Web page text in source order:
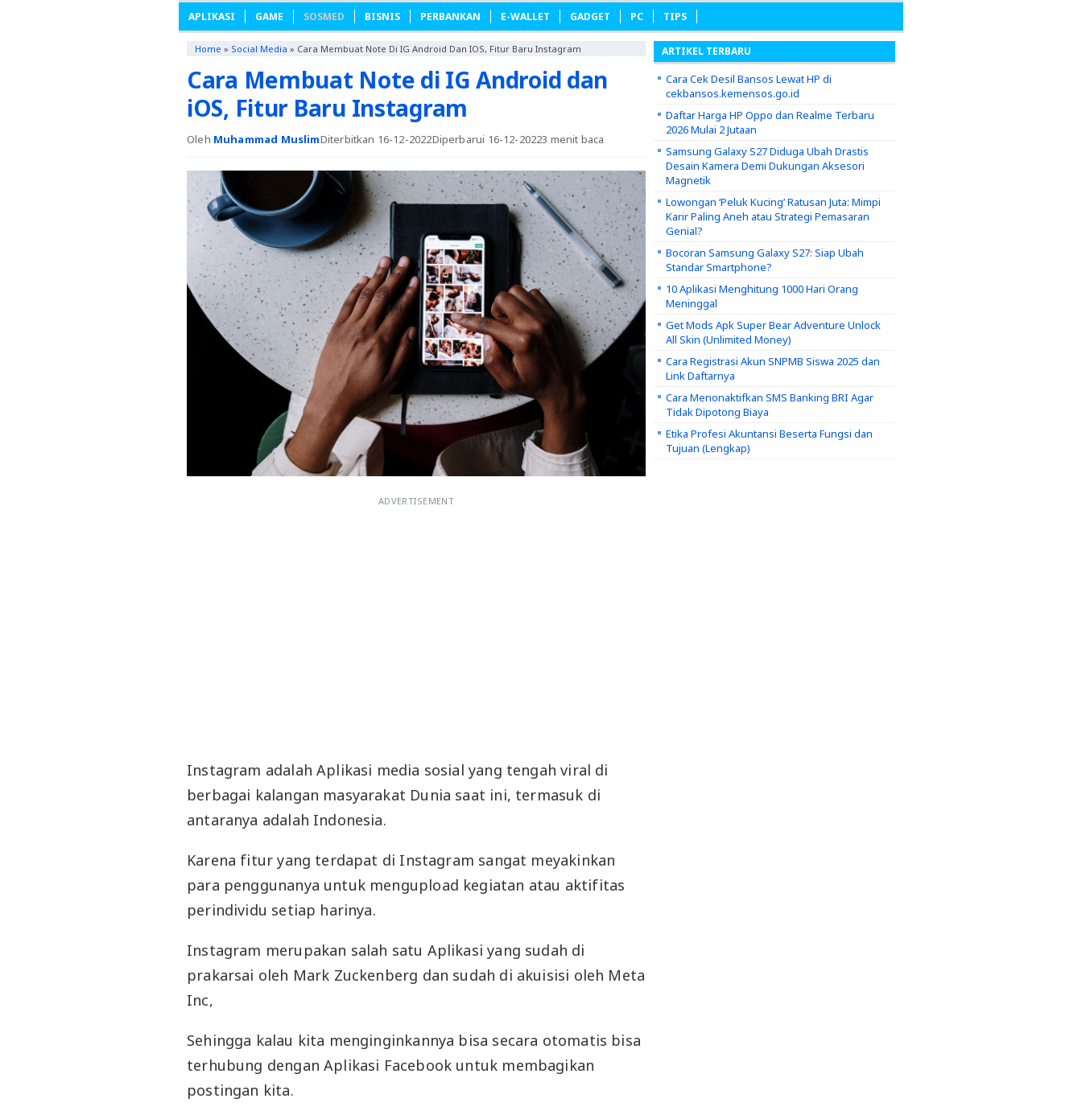
APLIKASI GAME SOSMED BISNIS PERBANKAN E-WALLET GADGET PC TIPS
Home » Social Media » Cara Membuat Note Di IG Android Dan IOS, Fitur Baru Instagram
Cara Membuat Note di IG Android dan
iOS, Fitur Baru Instagram
Oleh Muhammad MuslimDiterbitkan 16-12-2022Diperbarui 16-12-20223 menit baca
ADVERTISEMENT
Instagram adalah Aplikasi media sosial yang tengah viral di
berbagai kalangan masyarakat Dunia saat ini, termasuk di
antaranya adalah Indonesia.
Karena fitur yang terdapat di Instagram sangat meyakinkan
para penggunanya untuk mengupload kegiatan atau aktifitas
perindividu setiap harinya.
Instagram merupakan salah satu Aplikasi yang sudah di
prakarsai oleh Mark Zuckenberg dan sudah di akuisisi oleh Meta
Inc,
Sehingga kalau kita menginginkannya bisa secara otomatis bisa
terhubung dengan Aplikasi Facebook untuk membagikan
postingan kita.
ARTIKEL TERBARU
Cara Cek Desil Bansos Lewat HP di
cekbansos.kemensos.go.id
Daftar Harga HP Oppo dan Realme Terbaru
2026 Mulai 2 Jutaan
Samsung Galaxy S27 Diduga Ubah Drastis
Desain Kamera Demi Dukungan Aksesori
Magnetik
Lowongan ‘Peluk Kucing’ Ratusan Juta: Mimpi
Karir Paling Aneh atau Strategi Pemasaran
Genial?
Bocoran Samsung Galaxy S27: Siap Ubah
Standar Smartphone?
10 Aplikasi Menghitung 1000 Hari Orang
Meninggal
Get Mods Apk Super Bear Adventure Unlock
All Skin (Unlimited Money)
Cara Registrasi Akun SNPMB Siswa 2025 dan
Link Daftarnya
Cara Menonaktifkan SMS Banking BRI Agar
Tidak Dipotong Biaya
Etika Profesi Akuntansi Beserta Fungsi dan
Tujuan (Lengkap)